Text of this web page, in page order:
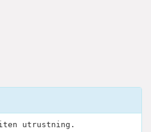
utrustning.